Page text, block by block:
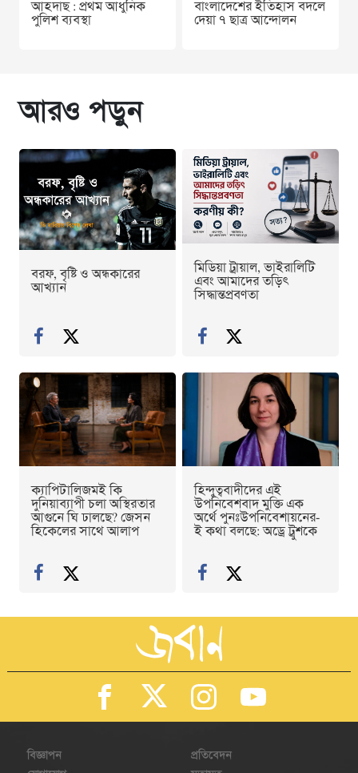
আহদাছ : প্রথম আধুনিক
পুলিশ ব্যবস্থা
বাংলাদেশের ইতিহাস বদলে
দেয়া ৭ ছাত্র আন্দোলন
আরও পড়ুন
বরফ, বৃষ্টি ও অন্ধকারের
আখ্যান
মিডিয়া ট্রায়াল, ভাইরালিটি
এবং আমাদের তড়িৎ
সিদ্ধান্তপ্রবণতা
ক্যাপিটালিজমই কি
দুনিয়াব্যাপী চলা অস্থিরতার
আগুনে ঘি ঢালছে? জেসন
হিকেলের সাথে আলাপ
হিন্দুত্ববাদীদের এই
উপনিবেশবাদ মুক্তি এক
অর্থে পুনঃউপনিবেশায়নের-
ই কথা বলছে: অড্রে ট্রুশকে
বিজ্ঞাপন
প্রতিবেদন